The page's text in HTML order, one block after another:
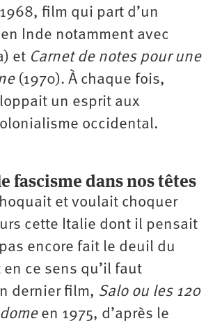
film qui part d’un
Inde notamment avec
et Carnet de notes pour une
(1970). À chaque fois,
un esprit aux
occidental.
fascisme dans nos têtes
et voulait choquer
cette Italie dont il pensait
encore fait le deuil du
en ce sens qu’il faut
dernier film, Salo ou les 120
en 1975, d’après le